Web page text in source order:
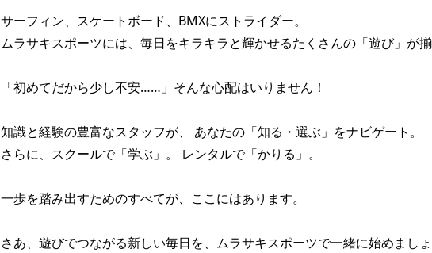
サーフィン、スケートボード、BMXにストライダー。
ムラサキスポーツには、毎日をキラキラと輝かせるたくさんの「遊び」が
「初めてだから少し不安……」そんな心配はいりません！
知識と経験の豊富なスタッフが、 あなたの「知る・選ぶ」をナビゲート。
さらに、スクールで「学ぶ」。 レンタルで「かりる」。
一歩を踏み出すためのすべてが、ここにはあります。
さあ、遊びでつながる新しい毎日を、ムラサキスポーツで一緒に始めまし